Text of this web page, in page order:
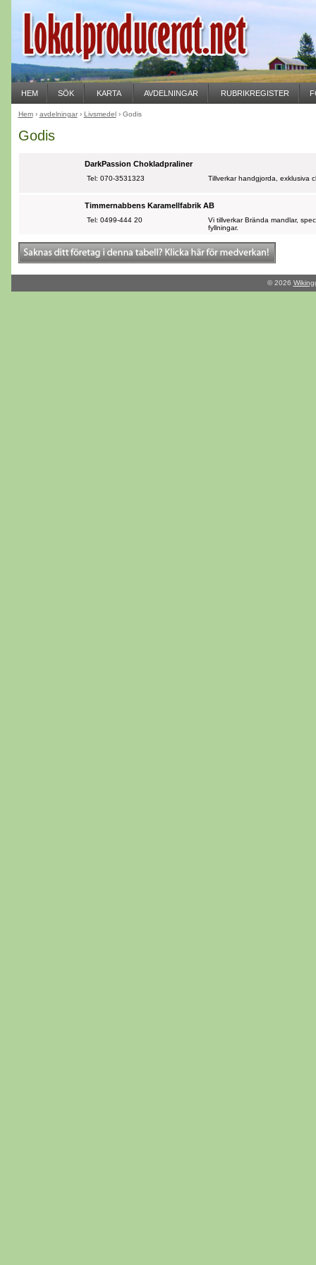
Godis
DarkPassion Chokladpraliner
Tel: 070-3531323 Tillverkar handgjorda, exklusiva
Timmernabbens Karamellfabrik AB
Tel: 0499-444 20
Vi tillverkar Brända mandlar,
fyllningar.
Hem› avdelningar› Livsmedel› Godis
© 2026
HEM SÖK KARTA AVDELNINGAR RUBRIKREGISTER